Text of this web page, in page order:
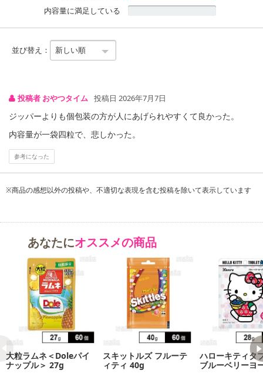
注意事項
【賞味・消費期限のある商品について】
商品到着時点でのお日持ち期間は、配送日数などにより異なります
【キャンセルについて】
※お申込み後のキャンセルはお受けできません。
記載されている内容を必ずご確認いただき、お届けする商品セット
にご納得いただきましたうえでお申し込みください。
※パッケージ変更や商品リニューアル（成分など含む）等により、
参考の掲載画像や画像内のバーコードなど、お届け商品と多少異な
る場合がございます。
また、[新たな加工食品の原料原産地表示制度]の経過措置期間の終
によるお申込み後のキャンセル・返品交換は対応いたしかねます。
【お支払いについて】
※送料はお試し費用に含まれております。
※d払い、PayPay、au PAY、au PAY（auかんたん決済）、ソフトバ
ンクまとめて支払い、楽天ペイ、メルペイ、AEON Pay、Amazon
Payでお支払いの場合、決済のため外部サイトへ遷移します。
※予約商品は決済手段ごとに定められた決済期限日にお支払いを完
了することがございます。ご了承いただいたうえでお申し込みくだ
さい。
内容量に満足している
並び替え：
投稿者 おやつタイム 投稿日 2026年7月7日
ジッパーよりも個包装の方が人にあげられやすくて良かった。
内容量が一袋四粒で、悲しかった。
参考になった
※商品の感想以外の投稿や、不適切な表現を含む投稿を除いて表示しています
あなたにオススメの商品
大粒ラムネ＜Doleパイ
ナップル＞ 27g
スキットルズ フルーテ
ィティ 40g
ハローキティタ
ブルーベリーヨ